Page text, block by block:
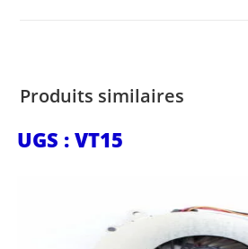
Produits similaires
UGS : VT15